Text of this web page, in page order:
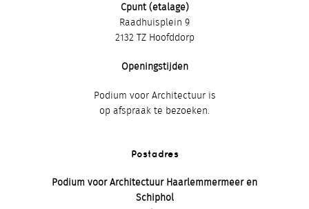
Cpunt (etalage)
Raadhuisplein 9
2132 TZ Hoofddorp
Openingstijden
Podium voor Architectuur is
op afspraak te bezoeken.
Postadres
Podium voor Architectuur Haarlemmermeer en
Schiphol